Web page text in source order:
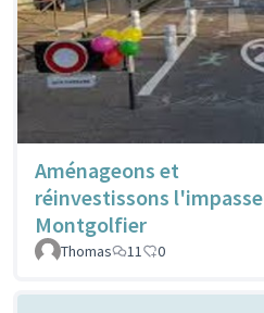
Aménageons et
réinvestissons l'impasse
Montgolfier
Thomas 11 0